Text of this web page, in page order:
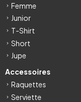
Femme
Junior
T-Shirt
Short
Jupe
Accessoires
Raquettes
Serviette